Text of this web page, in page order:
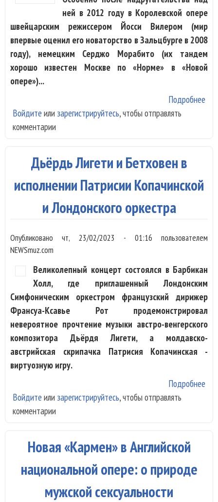
ней в 2012 году в Королевской опере
швейцарским режиссером Йосси Вилером (мир
впервые оценил его новаторство в Зальцбурге в 2008
году), немецким Серджо Морабито (их тандем
хорошо известен Москве по «Норме» в «Новой
опере»)...
Подробнее
Войдите или зарегистрируйтесь, чтобы отправлять
комментарии
Дьёрдь Лигети и Бетховен в
исполнении Патрисии Копачинской
и Лондонского оркестра
Опубликованочт, 23/02/2023 - 01:16 пользователем
NEWSmuz.com
Великолепный концерт состоялся в Барбикан
Холл, где приглашенный Лондонским
Симфоническим оркестром французский дирижер
Франсуа-Ксавье Рот продемонстрировал
невероятное прочтение музыки австро-венгерского
композитора Дьёрдя Лигети, а молдавско-
австрийская скрипачка Патрисия Копачинская -
виртуозную игру.
Подробнее
Войдите или зарегистрируйтесь, чтобы отправлять
комментарии
Новая «Кармен» в Английской
национальной опере: о природе
мужской сексуальности